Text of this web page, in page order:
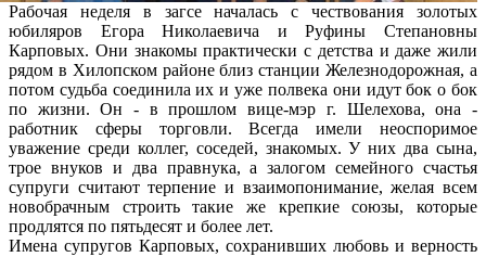
Рабочая неделя в загсе началась с чествования золотых
юбиляров Егора Николаевича и Руфины Степановны
Карповых. Они знакомы практически с детства и даже жили
рядом в Хилопском районе близ станции Железнодорожная, а
потом судьба соединила их и уже полвека они идут бок о бок
по жизни. Он - в прошлом вице-мэр г. Шелехова, она -
работник сферы торговли. Всегда имели неоспоримое
уважение среди коллег, соседей, знакомых. У них два сына,
трое внуков и два правнука, а залогом семейного счастья
супруги считают терпение и взаимопонимание, желая всем
новобрачным строить такие же крепкие союзы, которые
продлятся по пятьдесят и более лет.
Имена супругов Карповых, сохранивших любовь и верность